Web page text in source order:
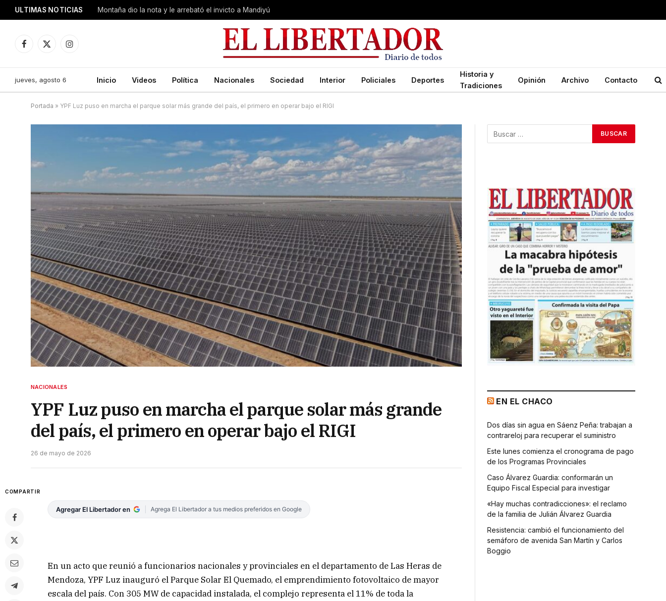
ULTIMAS NOTICIAS Montaña dio la nota y le arrebató el invicto a Mandiyú
Facebook
X
Instagram
jueves, agosto 6 Inicio Videos Política Nacionales Sociedad Interior Policiales Deportes
Historia y
Tradiciones
Opinión Archivo Contacto
Portada » YPF Luz puso en marcha el parque solar más grande del país, el primero en operar bajo el RIGI
NACIONALES
YPF Luz puso en marcha el parque solar más grande
del país, el primero en operar bajo el RIGI
26 de mayo de 2026
COMPARTIR
Agregar El Libertador en Agrega El Libertador a tus medios preferidos en Google
En un acto que reunió a funcionarios nacionales y provinciales en el departamento de Las Heras de
Mendoza, YPF Luz inauguró el Parque Solar El Quemado, el emprendimiento fotovoltaico de mayor
escala del país. Con 305 MW de capacidad instalada, el complejo representa el 11% de toda la
EN EL CHACO
Dos días sin agua en Sáenz Peña: trabajan a
contrareloj para recuperar el suministro
Este lunes comienza el cronograma de pago
de los Programas Provinciales
Caso Álvarez Guardia: conformarán un
Equipo Fiscal Especial para investigar
«Hay muchas contradicciones»: el reclamo
de la familia de Julián Álvarez Guardia
Resistencia: cambió el funcionamiento del
semáforo de avenida San Martín y Carlos
Boggio